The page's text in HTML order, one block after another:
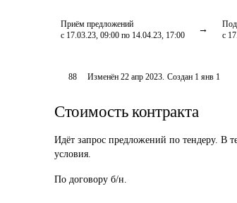
Приём предложений
с 17.03.23, 09:00 по 14.04.23, 17:00
с
88 Изменён22 апр 2023. Создан 1 янв 1
Стоимость контракта
Идёт запрос предложений по тендеру. В
условия.
По договору б/н.